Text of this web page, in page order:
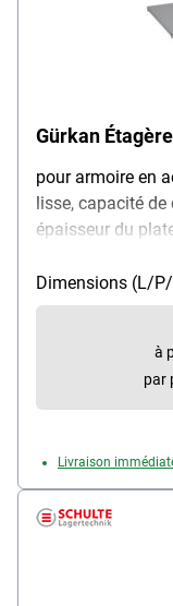
Gürkan
pour armoire en
lisse, capacité de
épaisseur du
Dimensions (L/
à
par
Livraison